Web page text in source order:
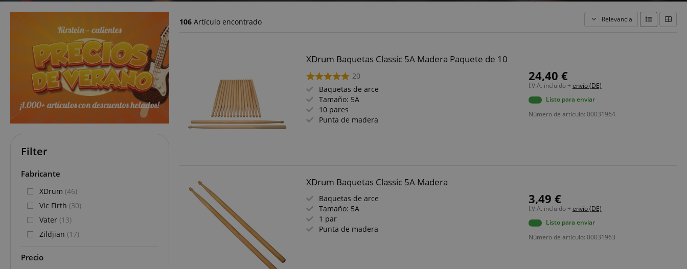
106 Artículo encontrado Relevancia
XDrum Baquetas Classic 5A Madera Paquete de 10
20
Baquetas de arce
Tamaño: 5A
10 pares
Punta de madera
24,40 €
I.V.A. incluido + envío (DE)
Listo para enviar
Número de artículo: 00031964
XDrum Baquetas Classic 5A Madera
Baquetas de arce
Tamaño: 5A
1 par
Punta de madera
3,49 €
I.V.A. incluido + envío (DE)
Listo para enviar
Número de artículo: 00031963
Filter
Fabricante
XDrum (46)
Vic Firth (30)
Vater (13)
Zildjian (17)
Precio